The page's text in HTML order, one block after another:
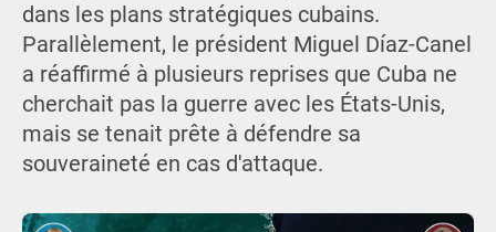
dans les plans stratégiques cubains.
Parallèlement, le président Miguel Díaz-Canel
a réaffirmé à plusieurs reprises que Cuba ne
cherchait pas la guerre avec les États-Unis,
mais se tenait prête à défendre sa
souveraineté en cas d'attaque.